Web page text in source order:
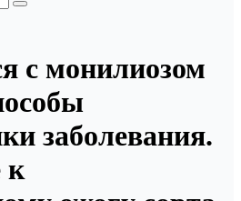
с монилиозом
заболевания.
к